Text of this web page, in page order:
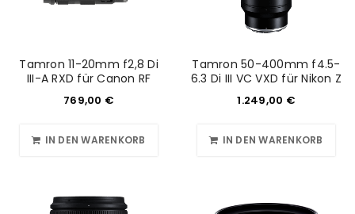
Tamron 11-20mm f2,8 Di
III-A RXD für Canon RF
769,00 €
IN DEN WARENKORB
Tamron 50-400mm f4.5-
6.3 Di III VC VXD für Nikon Z
1.249,00 €
IN DEN WARENKORB